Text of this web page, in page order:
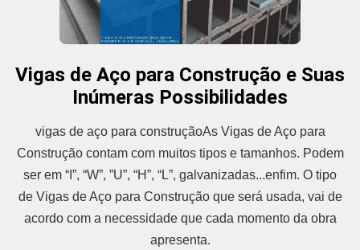
Vigas de Aço para Construção e Suas
Inúmeras Possibilidades
vigas de aço para construçãoAs Vigas de Aço para
Construção contam com muitos tipos e tamanhos. Podem
ser em “I”, “W”, ”U”, “H”, “L”, galvanizadas...enfim. O tipo
de Vigas de Aço para Construção que será usada, vai de
acordo com a necessidade que cada momento da obra
apresenta.